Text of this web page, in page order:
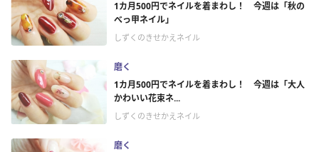
1カ月500円でネイルを着まわし！ 今週は「秋の
べっ甲ネイル」
しずくのきせかえネイル
磨く
1カ月500円でネイルを着まわし！ 今週は「大人
かわいい花束ネ...
しずくのきせかえネイル
磨く